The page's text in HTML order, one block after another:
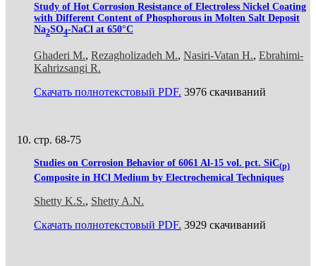
Study of Hot Corrosion Resistance of Electroless Nickel Coating
with Different Content of Phosphorous in Molten Salt Deposit
Na2SO4-NaCl at 650°C
Ghaderi M., Rezagholizadeh M., Nasiri-Vatan H., Ebrahimi-
Kahrizsangi R.
Скачать полнотекстовый PDF. 3976 скачиваний
стр. 68-75
Studies on Corrosion Behavior of 6061 Al-15 vol. pct. SiC(p)
Composite in HCl Medium by Electrochemical Techniques
Shetty K.S., Shetty A.N.
Скачать полнотекстовый PDF. 3929 скачиваний